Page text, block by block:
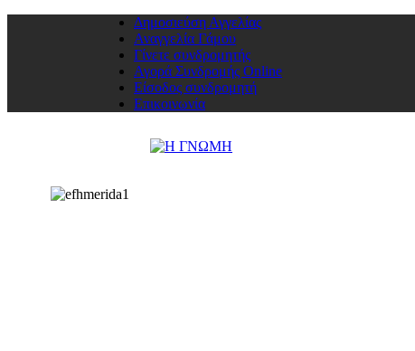
Δημοσιεύση Αγγελίας
Αναγγελία Γάμου
Γίνετε συνδρομητής
Αγορά Συνδρομής Online
Είσοδος συνδρομητή
Επικοινωνία